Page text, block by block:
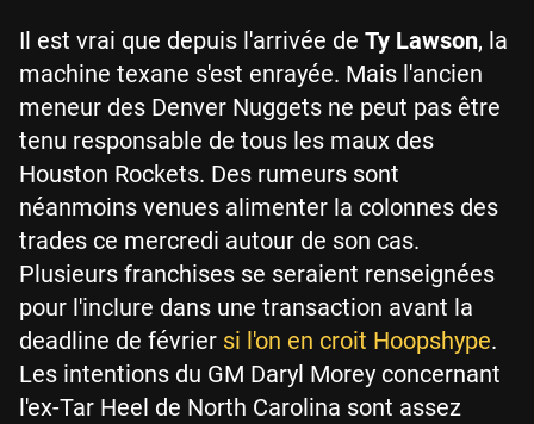
Il est vrai que depuis l'arrivée de Ty Lawson, la
machine texane s'est enrayée. Mais l'ancien
meneur des Denver Nuggets ne peut pas être
tenu responsable de tous les maux des
Houston Rockets. Des rumeurs sont
néanmoins venues alimenter la colonnes des
trades ce mercredi autour de son cas.
Plusieurs franchises se seraient renseignées
pour l'inclure dans une transaction avant la
deadline de février si l'on en croit Hoopshype.
Les intentions du GM Daryl Morey concernant
l'ex-Tar Heel de North Carolina sont assez